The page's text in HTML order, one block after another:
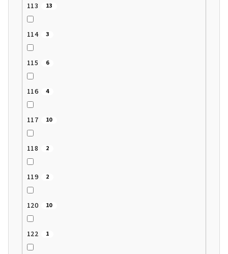
113 13
114 3
115 6
116 4
117 10
118 2
119 2
120 10
122 1